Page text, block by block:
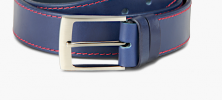
Manikúry
Kufre -21 % Predajne Služby
Kara klub
Darčekové poukazy
Extra výhodné
Zľavy